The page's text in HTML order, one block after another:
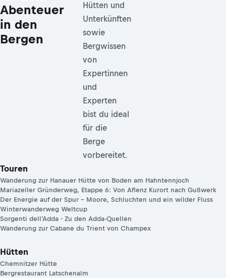
Abenteuer
in den
Bergen
Hütten und
Unterkünften
sowie
Bergwissen
von
Expertinnen
und
Experten
bist du ideal
für die
Berge
vorbereitet.
Touren
Wanderung zur Hanauer Hütte von Boden am Hahntennjoch
Mariazeller Gründerweg, Etappe 6: Von Aflenz Kurort nach Gußwerk
Der Energie auf der Spur – Moore, Schluchten und ein wilder Fluss
Winterwanderweg Weltcup
Sorgenti dell'Adda - Zu den Adda-Quellen
Wanderung zur Cabane du Trient von Champex
Hütten
Chemnitzer Hütte
Bergrestaurant Latschenalm